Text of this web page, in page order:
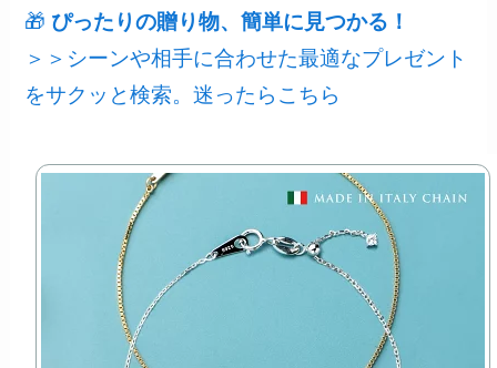
🎁 ぴったりの贈り物、簡単に見つかる！
＞＞シーンや相手に合わせた最適なプレゼント
をサクッと検索。迷ったらこちら